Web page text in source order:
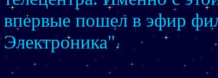
впервые пошел в эфир
Электроника".